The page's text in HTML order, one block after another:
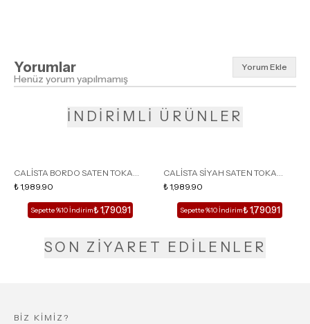
Yorumlar Yorum Ekle
Henüz yorum yapılmamış
İNDİRİMLİ ÜRÜNLER
CALİSTA BORDO SATEN TOKA
DETAY SİVRİ BURUN KADIN
TOPUKLU TERLİK
₺ 1,989.90
Sepette %10 İndirim₺ 1,790.91
CALİSTA SİYAH SATEN TOKA
DETAY SİVRİ BURUN KADIN
TOPUKLU TERLİK
₺ 1,989.90
Sepette %10 İndirim₺ 1,790.91
SON ZİYARET EDİLENLER
BİZ KİMİZ?